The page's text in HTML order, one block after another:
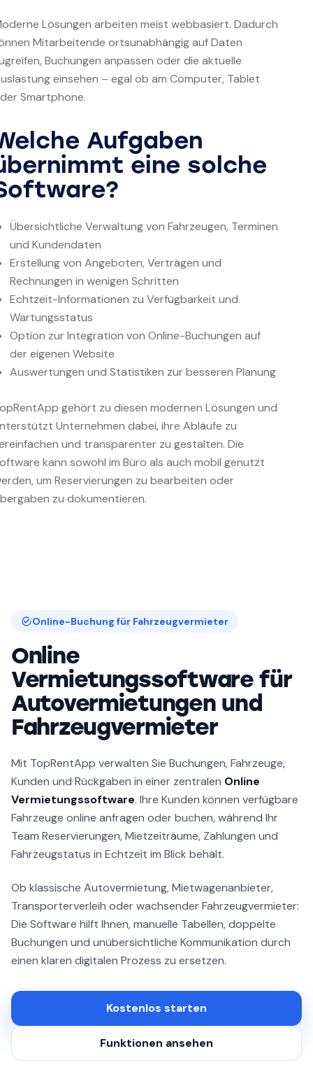
Lösungen arbeiten meist webbasiert. Dadurch
Mitarbeitende ortsunabhängig auf Daten
Buchungen anpassen oder die aktuelle
einsehen – egal ob am Computer, Tablet
Smartphone.
Aufgaben
eine solche
Übersichtliche Verwaltung von Fahrzeugen, Terminen
und Kundendaten
Erstellung von Angeboten, Verträgen und
Rechnungen in wenigen Schritten
Echtzeit-Informationen zu Verfügbarkeit und
Wartungsstatus
Option zur Integration von Online-Buchungen auf
der eigenen Website
Auswertungen und Statistiken zur besseren Planung
gehört zu diesen modernen Lösungen und
Unternehmen dabei, ihre Abläufe zu
und transparenter zu gestalten. Die
kann sowohl im Büro als auch mobil genutzt
um Reservierungen zu bearbeiten oder
zu dokumentieren.
Online-Buchung für Fahrzeugvermieter
Online
Vermietungssoftware für
Autovermietungen und
Fahrzeugvermieter
Mit TopRentApp verwalten Sie Buchungen, Fahrzeuge,
Kunden und Rückgaben in einer zentralen Online
Vermietungssoftware. Ihre Kunden können verfügbare
Fahrzeuge online anfragen oder buchen, während Ihr
Team Reservierungen, Mietzeiträume, Zahlungen und
Fahrzeugstatus in Echtzeit im Blick behält.
Ob klassische Autovermietung, Mietwagenanbieter,
Transporterverleih oder wachsender Fahrzeugvermieter:
Die Software hilft Ihnen, manuelle Tabellen, doppelte
Buchungen und unübersichtliche Kommunikation durch
einen klaren digitalen Prozess zu ersetzen.
Kostenlos starten
Funktionen ansehen